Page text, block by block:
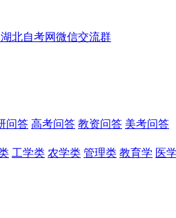
北自考网微信交流群
问答 高考问答 教资问答 美考问答
工学类 农学类 管理类 教育学 医